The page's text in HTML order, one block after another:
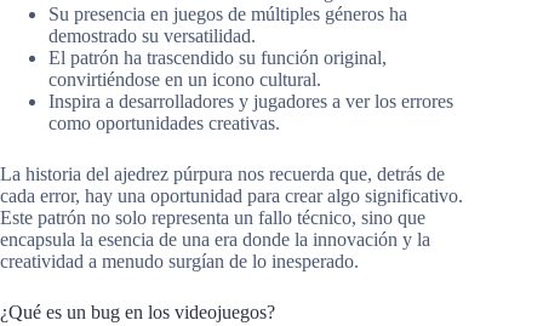
Su presencia en juegos de múltiples géneros ha
demostrado su versatilidad.
El patrón ha trascendido su función original,
convirtiéndose en un icono cultural.
Inspira a desarrolladores y jugadores a ver los errores
como oportunidades creativas.
La historia del ajedrez púrpura nos recuerda que, detrás de
cada error, hay una oportunidad para crear algo significativo.
Este patrón no solo representa un fallo técnico, sino que
encapsula la esencia de una era donde la innovación y la
creatividad a menudo surgían de lo inesperado.
¿Qué es un bug en los videojuegos?